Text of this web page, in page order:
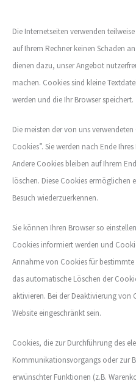
Die Internetseiten verwenden
auf Ihrem Rechner keinen Schaden
dienen dazu, unser Angebot
machen. Cookies sind kleine
werden und die Ihr Browser speichert.
Die meisten der von uns
Cookies”. Sie werden nach Ende
Andere Cookies bleiben auf Ihrem
löschen. Diese Cookies ermöglichen
Besuch wiederzuerkennen.
Sie können Ihren Browser so
Cookies informiert werden und
Annahme von Cookies für
das automatische Löschen der
aktivieren. Bei der Deaktivierung
Website eingeschränkt sein.
Cookies, die zur Durchführung des
Kommunikationsvorgangs oder zur
erwünschter Funktionen (z.B.